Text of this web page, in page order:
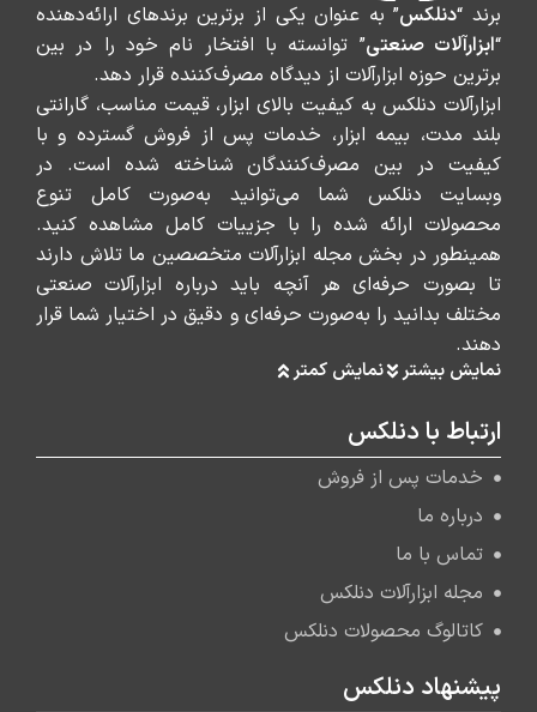
برند “دنلکس” به عنوان یکی از برترین برندهای ارائه‌دهنده
“ابزارآلات صنعتی” توانسته با افتخار نام خود را در بین
برترین حوزه ابزارآلات از دیدگاه مصرف‌کننده قرار دهد.
ابزارآلات دنلکس به کیفیت بالای ابزار، قیمت مناسب، گارانتی
بلند مدت، بیمه ابزار، خدمات پس از فروش گسترده و با
کیفیت در بین مصرف‌کنندگان شناخته شده است. در
وبسایت دنلکس شما می‌توانید به‌صورت کامل تنوع
محصولات ارائه شده را با جزییات کامل مشاهده کنید.
همینطور در بخش مجله ابزارآلات متخصصین ما تلاش دارند
تا بصورت حرفه‌ای هر آنچه باید درباره ابزارآلات صنعتی
مختلف بدانید را به‌صورت حرفه‌ای و دقیق در اختیار شما قرار
دهند.
نمایش بیشتر نمایش کمتر
ارتباط با دنلکس
خدمات پس از فروش
درباره ما
تماس با ما
مجله ابزارآلات دنلکس
کاتالوگ محصولات دنلکس
پیشنهاد دنلکس